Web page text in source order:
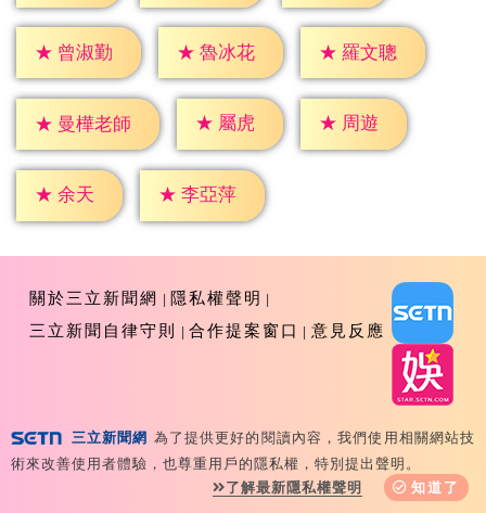
★ 曾淑勤 ★ 魯冰花 ★ 羅文聰
★ 曼樺老師 ★ 屬虎 ★ 周遊
★ 余天 ★ 李亞萍
關於三立新聞網
隱私權聲明
三立新聞自律守則
合作提案窗口 意見反應
Copyright ©2026 Sanlih E-Television All Rights
Reserved 版權所有 盜用必究 台北市內湖區舊宗路一段159
號 02-8792-8888
三立新聞網 為了提供更好的閱讀內容，我們使用相關網站技
術來改善使用者體驗，也尊重用戶的隱私權，特別提出聲明。
了解最新隱私權聲明
知道了